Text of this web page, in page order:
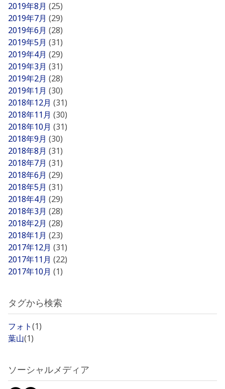
2019年8月 (25)
2019年7月 (29)
2019年6月 (28)
2019年5月 (31)
2019年4月 (29)
2019年3月 (31)
2019年2月 (28)
2019年1月 (30)
2018年12月 (31)
2018年11月 (30)
2018年10月 (31)
2018年9月 (30)
2018年8月 (31)
2018年7月 (31)
2018年6月 (29)
2018年5月 (31)
2018年4月 (29)
2018年3月 (28)
2018年2月 (28)
2018年1月 (23)
2017年12月 (31)
2017年11月 (22)
2017年10月 (1)
タグから検索
フォト(1)
葉山(1)
ソーシャルメディア